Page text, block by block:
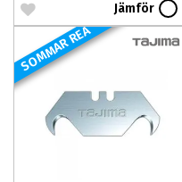
Jämför
SOMMAR REA